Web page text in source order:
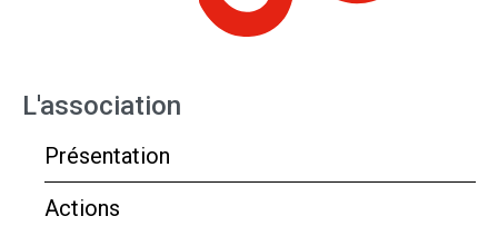
L'association
Présentation
Actions